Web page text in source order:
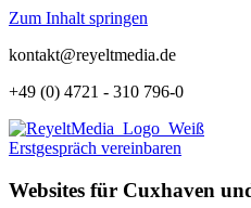
Zum Inhalt springen
kontakt@reyeltmedia.de
+49 (0) 4721 - 310 796-0
Erstgespräch vereinbaren
Websites für Cuxhaven